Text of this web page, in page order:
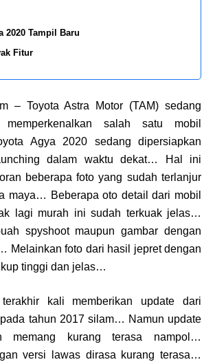
2020 Tampil Baru
Fitur
– Toyota Astra Motor (TAM) sedang
salah satu mobil
Agya 2020 sedang dipersiapkan
dalam waktu dekat… Hal ini
beberapa foto yang sudah terlanjur
maya… Beberapa oto detail dari mobil
lagi murah ini sudah terkuak jelas…
spyshoot maupun gambar dengan
Melainkan foto dari hasil jepret dengan
tinggi dan jelas…
kali memberikan update dari
tahun 2017 silam… Namun update
memang kurang terasa nampol…
versi lawas dirasa kurang terasa…